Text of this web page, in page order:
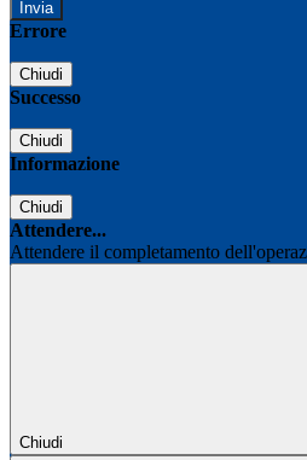
Errore
Chiudi
Successo
Chiudi
Informazione
Chiudi
Attendere...
Attendere il completamento
Chiudi